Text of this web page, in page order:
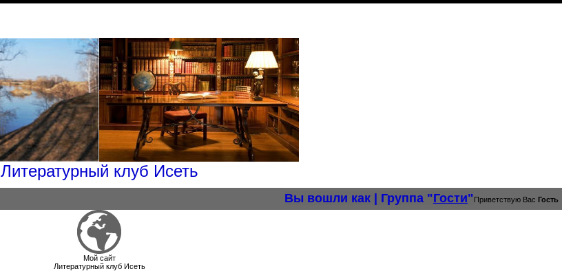
Литературный клуб Исеть
Вы вошли как Группа "Гости"Приветствую Вас Гость
Мой сайт
Литературный клуб Исеть